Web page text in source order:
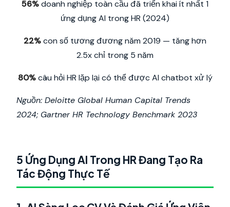
56%doanh nghiệp toàn cầu đã triển khai ít nhất 1
ứng dụng AI trong HR (2024)
22%con số tương đương năm 2019 — tăng hơn
2.5x chỉ trong 5 năm
80%câu hỏi HR lặp lại có thể được AI chatbot xử lý
Nguồn: Deloitte Global Human Capital Trends
2024; Gartner HR Technology Benchmark 2023
5 Ứng Dụng AI Trong HR Đang Tạo Ra
Tác Động Thực Tế